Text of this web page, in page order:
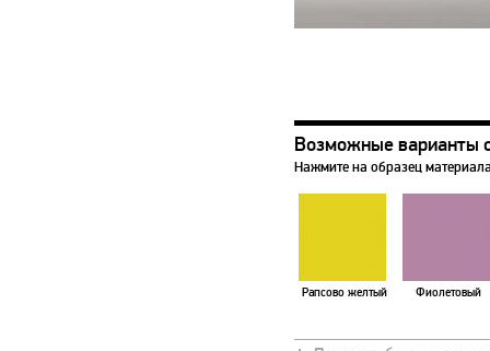
Возможные варианты
Нажмите на образец
Рапсово желтый Фиолетовый